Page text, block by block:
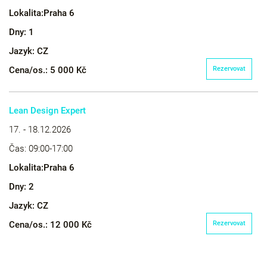
Lokalita:Praha 6
Dny: 1
Jazyk: CZ
Cena/os.: 5 000 Kč Rezervovat
Lean Design Expert
17. - 18.12.2026
Čas: 09:00-17:00
Lokalita:Praha 6
Dny: 2
Jazyk: CZ
Cena/os.: 12 000 Kč Rezervovat